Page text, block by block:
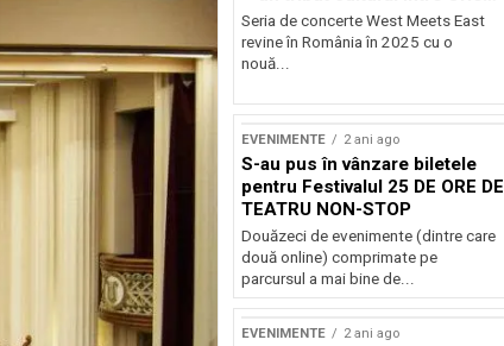
și Occident
Seria de concerte West Meets East
revine în România în 2025 cu o
nouă...
EVENIMENTE 2 ani ago
S-au pus în vânzare biletele
pentru Festivalul 25 DE ORE DE
TEATRU NON-STOP
Douăzeci de evenimente (dintre care
două online) comprimate pe
parcursul a mai bine de...
EVENIMENTE 2 ani ago